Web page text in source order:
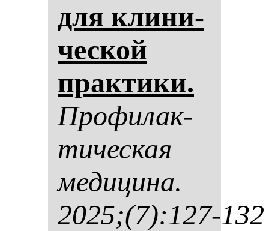
для кли­ни­
чес­кой
прак­ти­ки.
Про­фи­лак­
ти­чес­кая
ме­ди­ци­на.
2025;(7):127-132